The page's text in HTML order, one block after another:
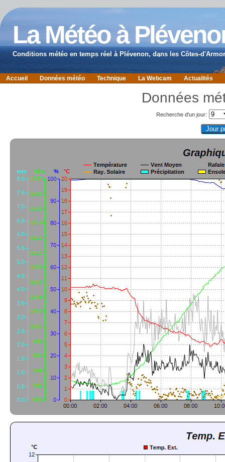
La Météo à
Conditions météo en temps réel à Plévenon, dans les Côtes-
Accueil Données météo Technique La Webcam Actualités
Données
Recherche d'un jour: